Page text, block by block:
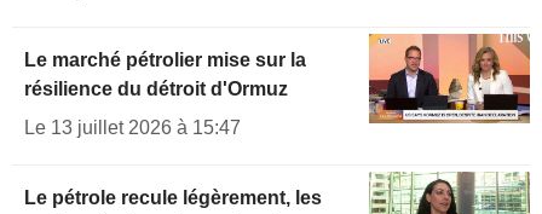
Le marché pétrolier mise sur la
résilience du détroit d'Ormuz
Le 13 juillet 2026 à 15:47
Le pétrole recule légèrement, les